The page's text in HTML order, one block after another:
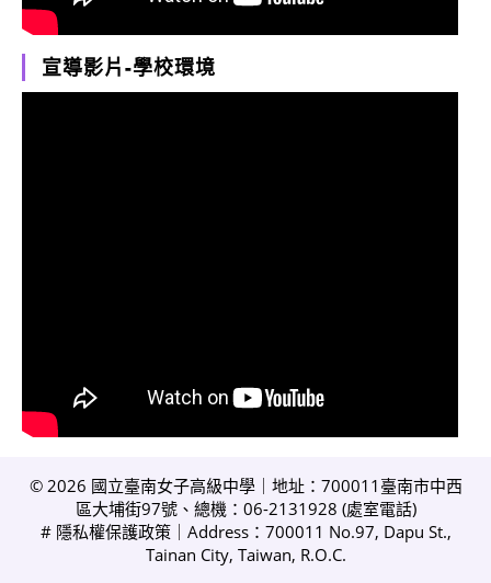
宣導影片-學校環境
© 2026 國立臺南女子高級中學｜地址：700011臺南市中西
區大埔街97號、總機：06-2131928 (處室電話)
# 隱私權保護政策｜Address：700011 No.97, Dapu St.,
Tainan City, Taiwan, R.O.C.